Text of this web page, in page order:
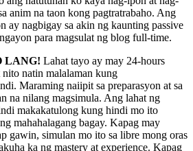
anim na taon kong pagtratrabaho. Ang
ay nagbigay sa akin ng kaunting passive
para magsulat ng blog full-time.
LANG! Lahat tayo ay may 24-hours
natin malalaman kung
Maraming naiipit sa preparasyon at sa
na nilang magsimula. Ang lahat ng
makakatulong kung hindi mo ito
mahahalagang bagay. Kapag may
gawin, simulan mo ito sa libre mong oras
ka ng mastery at experience. Kapag